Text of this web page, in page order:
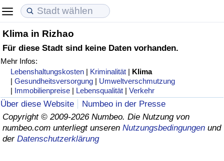
Klima in Rizhao
Für diese Stadt sind keine Daten vorhanden.
Mehr Infos:
Lebenshaltungskosten | Kriminalität | Klima
|Gesundheitsversorgung | Umweltverschmutzung
| Immobilienpreise | Lebensqualität |Verkehr
Über diese Website
Numbeo in der Presse
Copyright © 2009-2026 Numbeo. Die Nutzung von
numbeo.com unterliegt unseren Nutzungsbedingungen und
der Datenschutzerklärung
Lebenshaltungskosten
Lebenshaltungskosten-Index (aktuell)
Lebenshaltungskosten-Index
Lebenshaltungskosten-Index nach Land
in Akaba
Immobilienpreise
Immobilienpreis-Index (aktuell)
Immobilienpreis-Index
Immobilienpreis-Index nach Land
Lebensqualität
Lebensqualität-Index
Lebensqualität-Index (aktuell)
Lebensqualitätsindex nach Land
Kriminalität